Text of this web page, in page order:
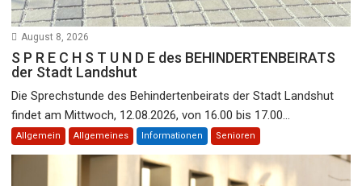
August 8, 2026
S P R E C H S T U N D E des BEHINDERTENBEIRATS
der Stadt Landshut
Die Sprechstunde des Behindertenbeirats der Stadt Landshut
findet am Mittwoch, 12.08.2026, von 16.00 bis 17.00...
Allgemein Allgemeines Informationen Senioren